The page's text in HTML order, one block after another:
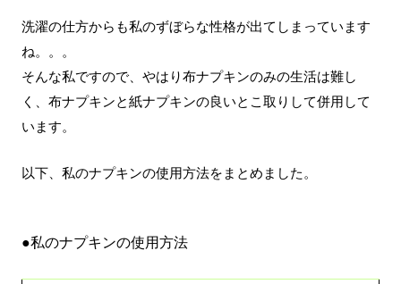
洗濯の仕方からも私のずぼらな性格が出てしまっています
ね。。。
そんな私ですので、やはり布ナプキンのみの生活は難し
く、布ナプキンと紙ナプキンの良いとこ取りして併用して
います。
以下、私のナプキンの使用方法をまとめました。
●私のナプキンの使用方法